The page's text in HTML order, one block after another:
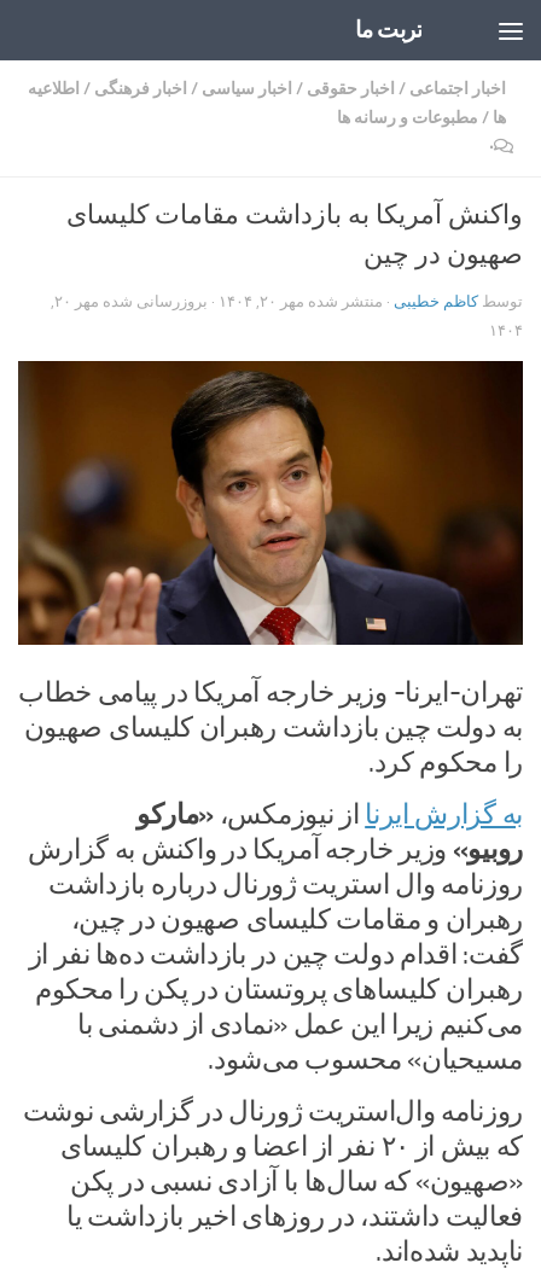
تربت ما
اخبار اجتماعی / اخبار حقوقی / اخبار سیاسی / اخبار فرهنگی / اطلاعیه
ها / مطبوعات و رسانه ها
۰
واکنش آمریکا به بازداشت مقامات کلیسای
صهیون در چین
توسطکاظم خطیبی · منتشر شده مهر ۲۰, ۱۴۰۴ · بروزرسانی شده
مهر ۲۰,
۱۴۰۴
تهران-ایرنا- وزیر خارجه آمریکا در پیامی خطاب
به دولت چین بازداشت رهبران کلیسای صهیون
را محکوم کرد.
به گزارش ایرنا از نیوزمکس، «مارکو
روبیو» وزیر خارجه آمریکا در واکنش به گزارش
روزنامه وال استریت ژورنال درباره بازداشت
رهبران و مقامات کلیسای صهیون در چین،
گفت: اقدام دولت چین در بازداشت ده‌ها نفر از
رهبران کلیساهای پروتستان در پکن را محکوم
می‌کنیم زیرا این عمل «نمادی از دشمنی با
مسیحیان» محسوب می‌شود.
روزنامه وال‌استریت ژورنال در گزارشی نوشت
که بیش از ۲۰ نفر از اعضا و رهبران کلیسای
«صهیون» که سال‌ها با آزادی نسبی در پکن
فعالیت داشتند، در روزهای اخیر بازداشت یا
ناپدید شده‌اند.